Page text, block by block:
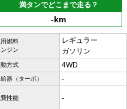
満タンでどこまで走る？
-km
燃料
ジン
レギュラー
ガソリン
方式 4WD
器（ターボ） -
性能 -